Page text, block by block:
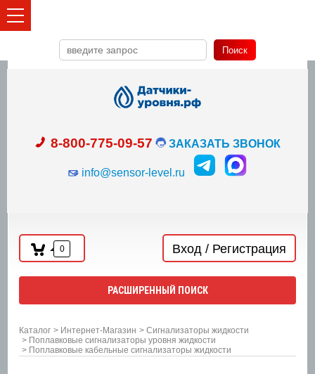
Поиск
8-800-775-09-57 ЗАКАЗАТЬ ЗВОНОК
info@sensor-level.ru
0 Вход / Регистрация
РАСШИРЕННЫЙ ПОИСК
Каталог > Интернет-Магазин > Сигнализаторы жидкости
> Поплавковые сигнализаторы уровня жидкости
> Поплавковые кабельные сигнализаторы жидкости